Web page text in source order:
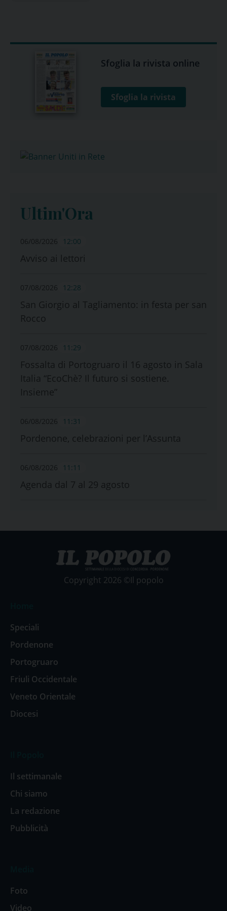
Sfoglia la rivista online
Sfoglia la rivista
Ultim'Ora
06/08/2026 12:00
Avviso ai lettori
07/08/2026 12:28
San Giorgio al Tagliamento: in festa per san
Rocco
07/08/2026 11:29
Fossalta di Portogruaro il 16 agosto in Sala
Italia “EcoChè? Il futuro si sostiene.
Insieme”
06/08/2026 11:31
Pordenone, celebrazioni per l’Assunta
06/08/2026 11:11
Agenda dal 7 al 29 agosto
Copyright 2026 ©Il popolo
Speciali
Pordenone
Portogruaro
Friuli Occidentale
Veneto Orientale
Diocesi
Il settimanale
Chi siamo
La redazione
Pubblicità
Foto
Video